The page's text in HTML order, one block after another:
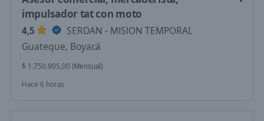
impulsador tat con moto
4,5
SERDAN - MISION TEMPORAL
Guateque, Boyacá
$ 1.750.905,00 (Mensual)
Hace 6 horas